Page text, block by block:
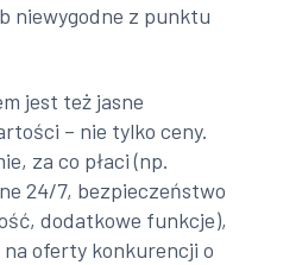
niewygodne z punktu
jest też jasne
– nie tylko ceny.
za co płaci (np.
24/7, bezpieczeństwo
dodatkowe funkcje),
oferty konkurencji o